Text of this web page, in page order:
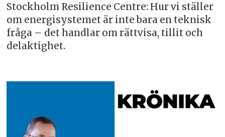
Stockholm Resilience Centre: Hur vi ställer
om energisystemet är inte bara en teknisk
fråga – det handlar om rättvisa, tillit och
delaktighet.